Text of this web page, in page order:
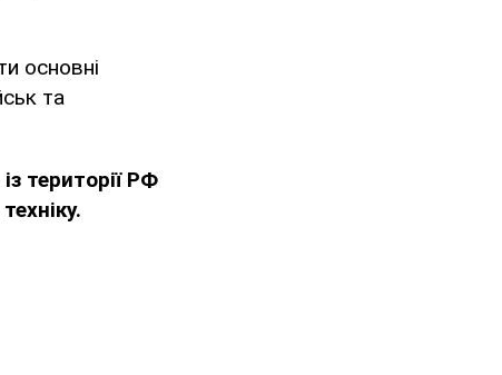
основні
та
території РФ